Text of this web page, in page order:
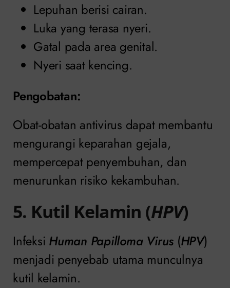
Lepuhan berisi cairan.
Luka yang terasa nyeri.
Gatal pada area genital.
Nyeri saat kencing.
Pengobatan:
Obat-obatan antivirus dapat membantu
mengurangi keparahan gejala,
mempercepat penyembuhan, dan
menurunkan risiko kekambuhan.
5. Kutil Kelamin (HPV)
Infeksi Human Papilloma Virus (HPV)
menjadi penyebab utama munculnya
kutil kelamin.